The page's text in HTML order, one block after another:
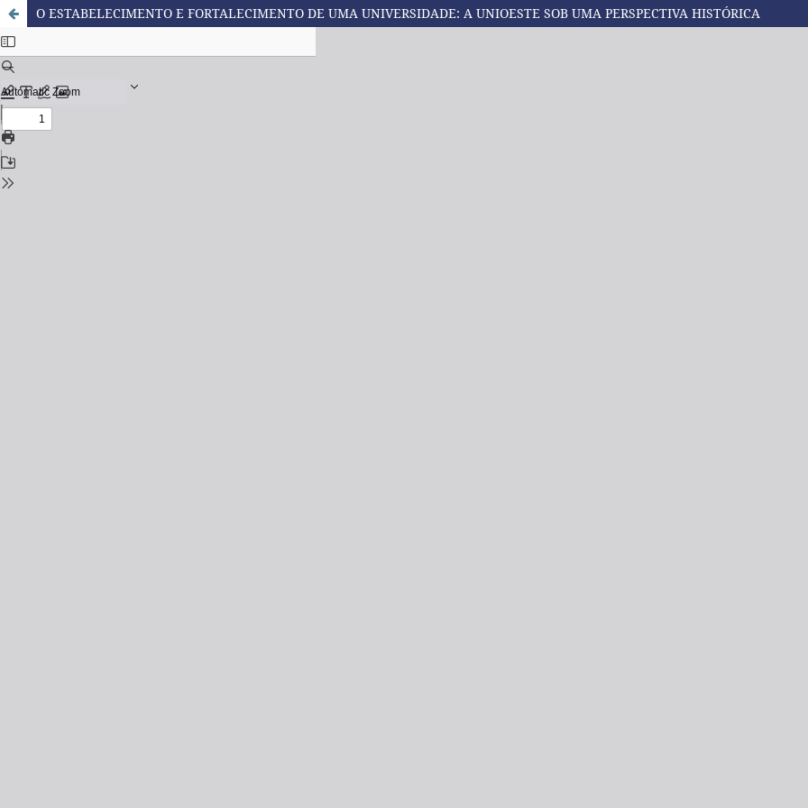
O ESTABELECIMENTO E FORTALECIMENTO DE UMA UNIVERSIDADE: A UNIOESTE SOB UMA PERSPECTIVA HISTÓRICA